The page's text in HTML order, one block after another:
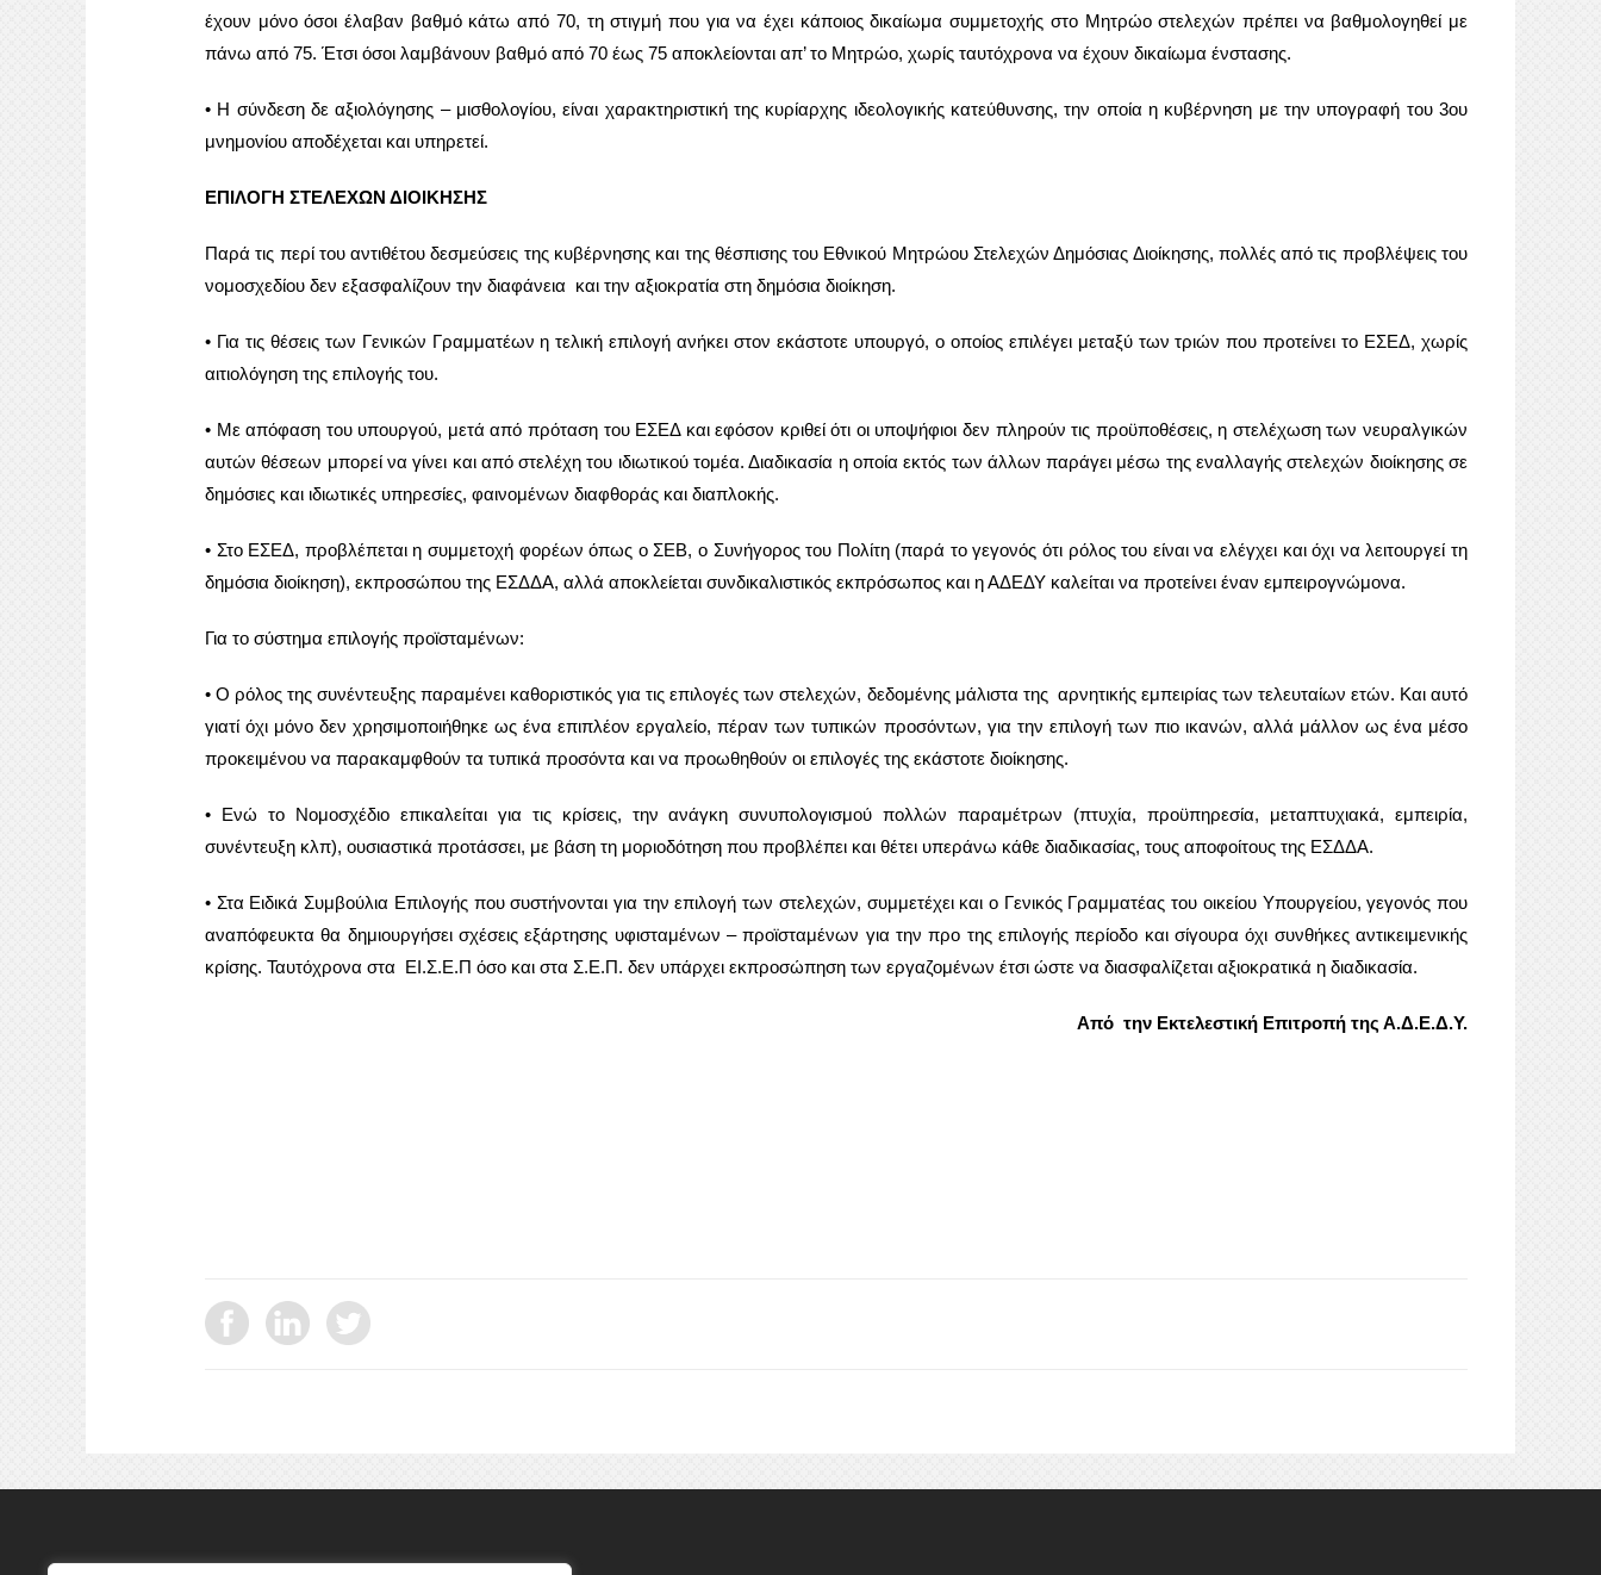
έχουν μόνο όσοι έλαβαν βαθμό κάτω από 70, τη στιγμή που για να έχει κάποιος δικαίωμα συμμετοχής στο Μητρώο στελεχών πρέπει να βαθμολογηθεί με
πάνω από 75. Έτσι όσοι λαμβάνουν βαθμό από 70 έως 75 αποκλείονται απ’ το Μητρώο, χωρίς ταυτόχρονα να έχουν δικαίωμα ένστασης.
• Η σύνδεση δε αξιολόγησης – μισθολογίου, είναι χαρακτηριστική της κυρίαρχης ιδεολογικής κατεύθυνσης, την οποία η κυβέρνηση με την υπογραφή του 3ου
μνημονίου αποδέχεται και υπηρετεί.
ΕΠΙΛΟΓΗ ΣΤΕΛΕΧΩΝ ΔΙΟΙΚΗΣΗΣ
Παρά τις περί του αντιθέτου δεσμεύσεις της κυβέρνησης και της θέσπισης του Εθνικού Μητρώου Στελεχών Δημόσιας Διοίκησης, πολλές από τις προβλέψεις του
νομοσχεδίου δεν εξασφαλίζουν την διαφάνεια και την αξιοκρατία στη δημόσια διοίκηση.
• Για τις θέσεις των Γενικών Γραμματέων η τελική επιλογή ανήκει στον εκάστοτε υπουργό, ο οποίος επιλέγει μεταξύ των τριών που προτείνει το ΕΣΕΔ, χωρίς
αιτιολόγηση της επιλογής του.
• Με απόφαση του υπουργού, μετά από πρόταση του ΕΣΕΔ και εφόσον κριθεί ότι οι υποψήφιοι δεν πληρούν τις προϋποθέσεις, η στελέχωση των νευραλγικών
αυτών θέσεων μπορεί να γίνει και από στελέχη του ιδιωτικού τομέα. Διαδικασία η οποία εκτός των άλλων παράγει μέσω της εναλλαγής στελεχών διοίκησης σε
δημόσιες και ιδιωτικές υπηρεσίες, φαινομένων διαφθοράς και διαπλοκής.
• Στο ΕΣΕΔ, προβλέπεται η συμμετοχή φορέων όπως ο ΣΕΒ, ο Συνήγορος του Πολίτη (παρά το γεγονός ότι ρόλος του είναι να ελέγχει και όχι να λειτουργεί τη
δημόσια διοίκηση), εκπροσώπου της ΕΣΔΔΑ, αλλά αποκλείεται συνδικαλιστικός εκπρόσωπος και η ΑΔΕΔΥ καλείται να προτείνει έναν εμπειρογνώμονα.
Για το σύστημα επιλογής προϊσταμένων:
• Ο ρόλος της συνέντευξης παραμένει καθοριστικός για τις επιλογές των στελεχών, δεδομένης μάλιστα της αρνητικής εμπειρίας των τελευταίων ετών. Και αυτό
γιατί όχι μόνο δεν χρησιμοποιήθηκε ως ένα επιπλέον εργαλείο, πέραν των τυπικών προσόντων, για την επιλογή των πιο ικανών, αλλά μάλλον ως ένα μέσο
προκειμένου να παρακαμφθούν τα τυπικά προσόντα και να προωθηθούν οι επιλογές της εκάστοτε διοίκησης.
• Ενώ το Νομοσχέδιο επικαλείται για τις κρίσεις, την ανάγκη συνυπολογισμού πολλών παραμέτρων (πτυχία, προϋπηρεσία, μεταπτυχιακά, εμπειρία,
συνέντευξη κλπ), ουσιαστικά προτάσσει, με βάση τη μοριοδότηση που προβλέπει και θέτει υπεράνω κάθε διαδικασίας, τους αποφοίτους της ΕΣΔΔΑ.
• Στα Ειδικά Συμβούλια Επιλογής που συστήνονται για την επιλογή των στελεχών, συμμετέχει και ο Γενικός Γραμματέας του οικείου Υπουργείου, γεγονός που
αναπόφευκτα θα δημιουργήσει σχέσεις εξάρτησης υφισταμένων – προϊσταμένων για την προ της επιλογής περίοδο και σίγουρα όχι συνθήκες αντικειμενικής
κρίσης. Ταυτόχρονα στα ΕΙ.Σ.Ε.Π όσο και στα Σ.Ε.Π. δεν υπάρχει εκπροσώπηση των εργαζομένων έτσι ώστε να διασφαλίζεται αξιοκρατικά η διαδικασία.
Από την Εκτελεστική Επιτροπή της Α.Δ.Ε.Δ.Υ.